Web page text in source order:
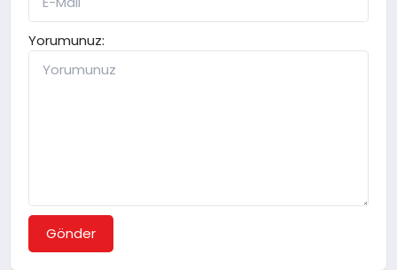
Yorumunuz:
Gönder